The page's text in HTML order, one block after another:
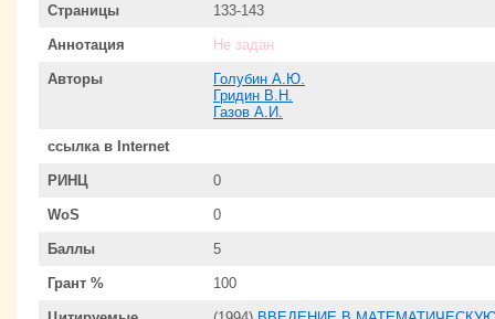
Страницы 133-143
Аннотация Не задан
Авторы
Голубин А.Ю.
Гридин В.Н.
Газов А.И.
ссылка в Internet
РИНЦ 0
WoS 0
Баллы 5
Грант % 100